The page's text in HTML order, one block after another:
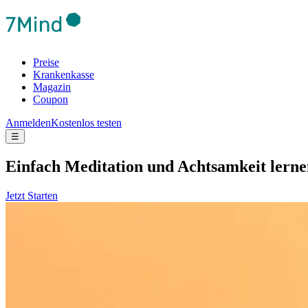
Preise
Krankenkasse
Magazin
Coupon
AnmeldenKostenlos testen
☰
Ein­fach Medi­ta­tion und Acht­sam­keit
Jetzt Starten